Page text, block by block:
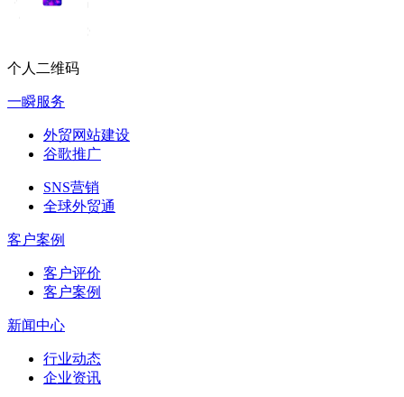
个人二维码
一瞬服务
外贸网站建设
谷歌推广
SNS营销
全球外贸通
客户案例
客户评价
客户案例
新闻中心
行业动态
企业资讯